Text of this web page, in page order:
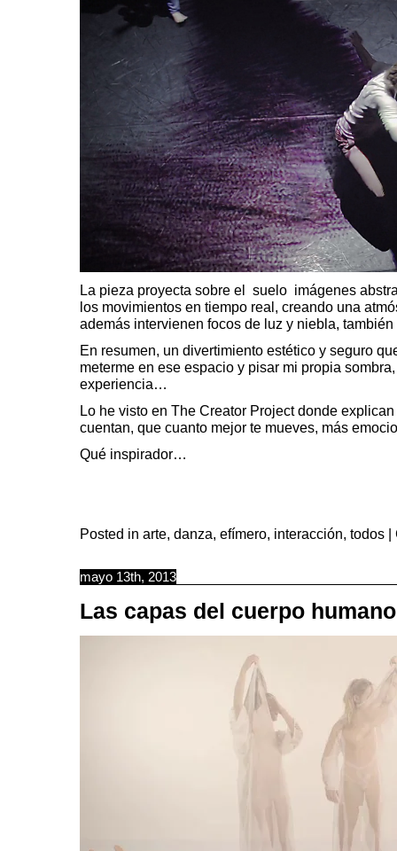
La pieza proyecta sobre el suelo imágenes
los movimientos en tiempo real, creando una
además intervienen focos de luz y niebla,
En resumen, un divertimiento estético y seguro
meterme en ese espacio y pisar mi propia
experiencia…
Lo he visto en The Creator Projectdonde explican
cuentan, que cuanto mejor te mueves, más
Qué inspirador…
Posted in arte, danza, efímero, interacción, todos |
mayo 13th, 2013
Las capas del cuerpo humano